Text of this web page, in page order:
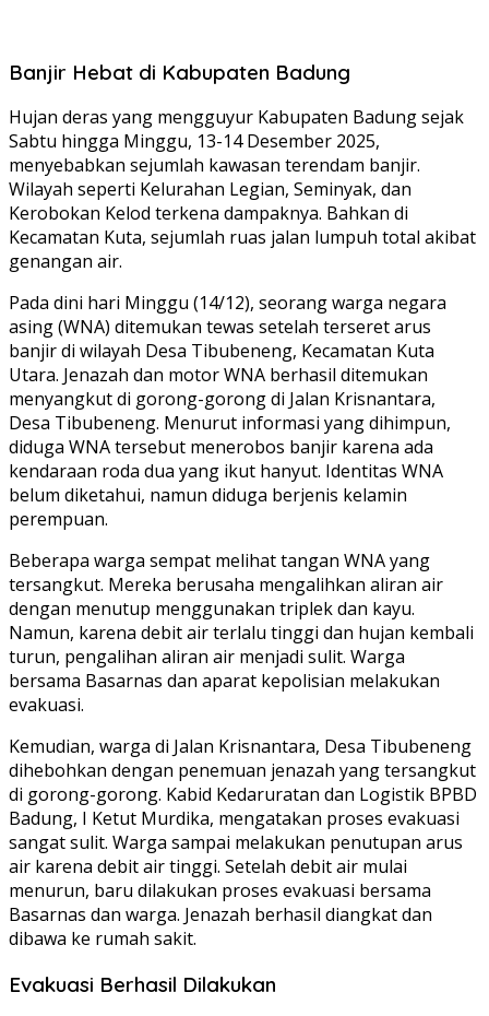
Banjir Hebat di Kabupaten Badung
Hujan deras yang mengguyur Kabupaten Badung sejak
Sabtu hingga Minggu, 13-14 Desember 2025,
menyebabkan sejumlah kawasan terendam banjir.
Wilayah seperti Kelurahan Legian, Seminyak, dan
Kerobokan Kelod terkena dampaknya. Bahkan di
Kecamatan Kuta, sejumlah ruas jalan lumpuh total akibat
genangan air.
Pada dini hari Minggu (14/12), seorang warga negara
asing (WNA) ditemukan tewas setelah terseret arus
banjir di wilayah Desa Tibubeneng, Kecamatan Kuta
Utara. Jenazah dan motor WNA berhasil ditemukan
menyangkut di gorong-gorong di Jalan Krisnantara,
Desa Tibubeneng. Menurut informasi yang dihimpun,
diduga WNA tersebut menerobos banjir karena ada
kendaraan roda dua yang ikut hanyut. Identitas WNA
belum diketahui, namun diduga berjenis kelamin
perempuan.
Beberapa warga sempat melihat tangan WNA yang
tersangkut. Mereka berusaha mengalihkan aliran air
dengan menutup menggunakan triplek dan kayu.
Namun, karena debit air terlalu tinggi dan hujan kembali
turun, pengalihan aliran air menjadi sulit. Warga
bersama Basarnas dan aparat kepolisian melakukan
evakuasi.
Kemudian, warga di Jalan Krisnantara, Desa Tibubeneng
dihebohkan dengan penemuan jenazah yang tersangkut
di gorong-gorong. Kabid Kedaruratan dan Logistik BPBD
Badung, I Ketut Murdika, mengatakan proses evakuasi
sangat sulit. Warga sampai melakukan penutupan arus
air karena debit air tinggi. Setelah debit air mulai
menurun, baru dilakukan proses evakuasi bersama
Basarnas dan warga. Jenazah berhasil diangkat dan
dibawa ke rumah sakit.
Evakuasi Berhasil Dilakukan